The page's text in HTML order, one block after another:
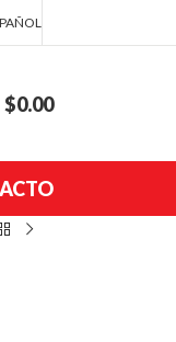
$0.00